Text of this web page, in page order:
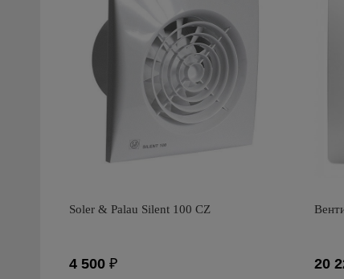
Soler & Palau Silent 100 CZ
4 500 ₽ 20